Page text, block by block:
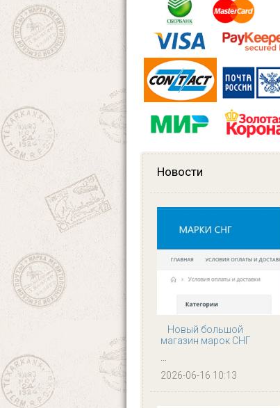
Новости
Новый большой
магазин марок СНГ
...
2026-06-16 10:13